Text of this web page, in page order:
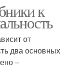
для
к
от
два основных
–